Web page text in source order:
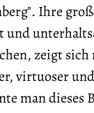
Ihre
und
zeigt
virtuoser
man dieses